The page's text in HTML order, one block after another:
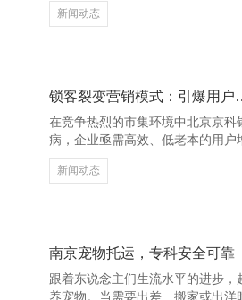
盏灯，照亮前列的路，那即是励志
东说念主知的坚握与极力。他们曾
方，但最终，是信念和但愿因循他
中，咱们经常被推行压得喘不外气
个清早前的昏昧，
新闻动态
锁客裂变营
在竞争热烈的市集环境中北京京科
病，企业亟需高效、低老本的用户
营销模式应时而生，成为品牌终了
具。 锁客裂变的中枢在于“锁定客
奖励、酬酢共享、任务激发等时刻
中赢得价值，从而自觉传播。举例
册即可赢得积分或扣头，新用户则
新闻动态
南京宠物托运，专科安全可靠
跟着东说念主们生流水平的进步，
养宠物。当需要出差、搬家或出洋